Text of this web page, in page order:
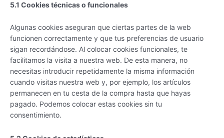
5.1 Cookies técnicas o funcionales
Algunas cookies aseguran que ciertas partes de la web
funcionen correctamente y que tus preferencias de usuario
sigan recordándose. Al colocar cookies funcionales, te
facilitamos la visita a nuestra web. De esta manera, no
necesitas introducir repetidamente la misma información
cuando visitas nuestra web y, por ejemplo, los artículos
permanecen en tu cesta de la compra hasta que hayas
pagado. Podemos colocar estas cookies sin tu
consentimiento.